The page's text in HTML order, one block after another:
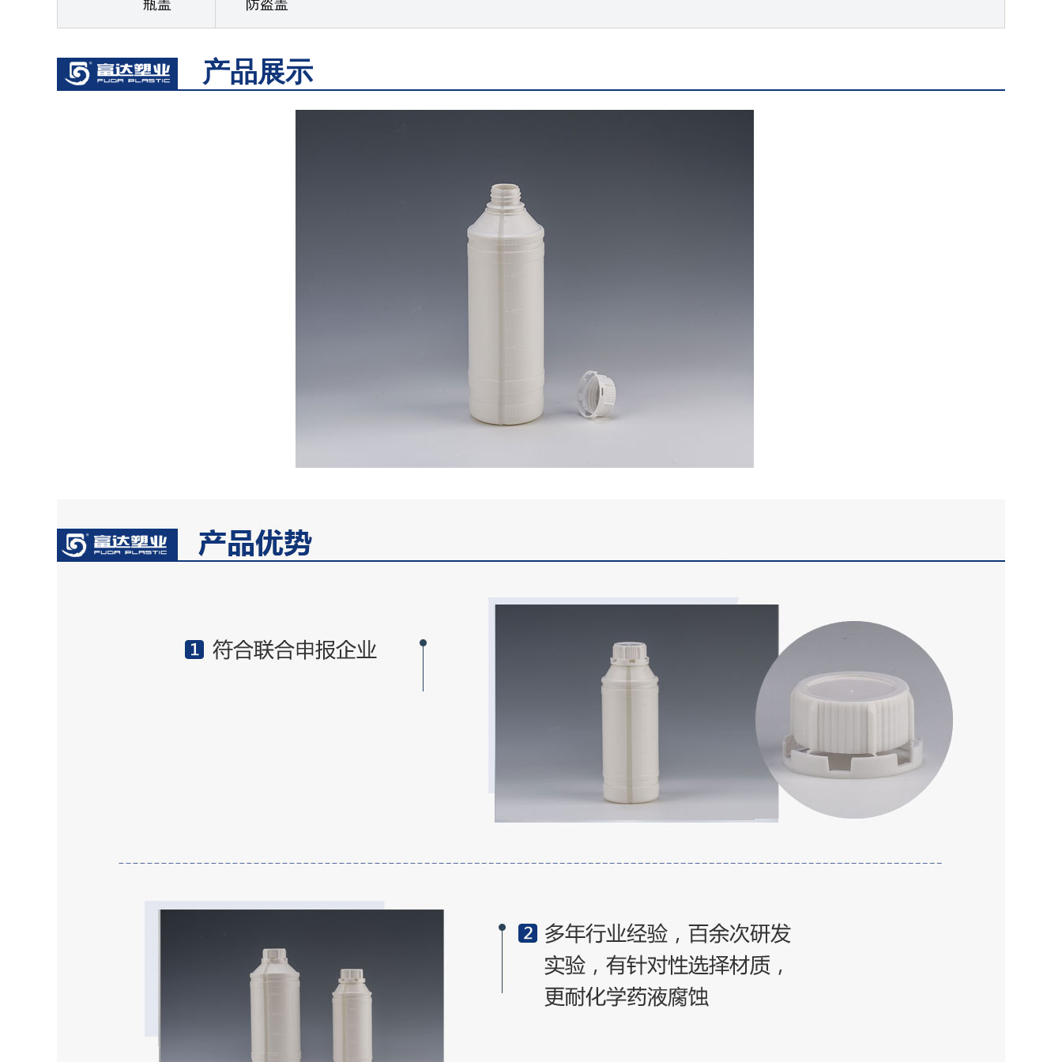
瓶盖 防盗盖
产品展示